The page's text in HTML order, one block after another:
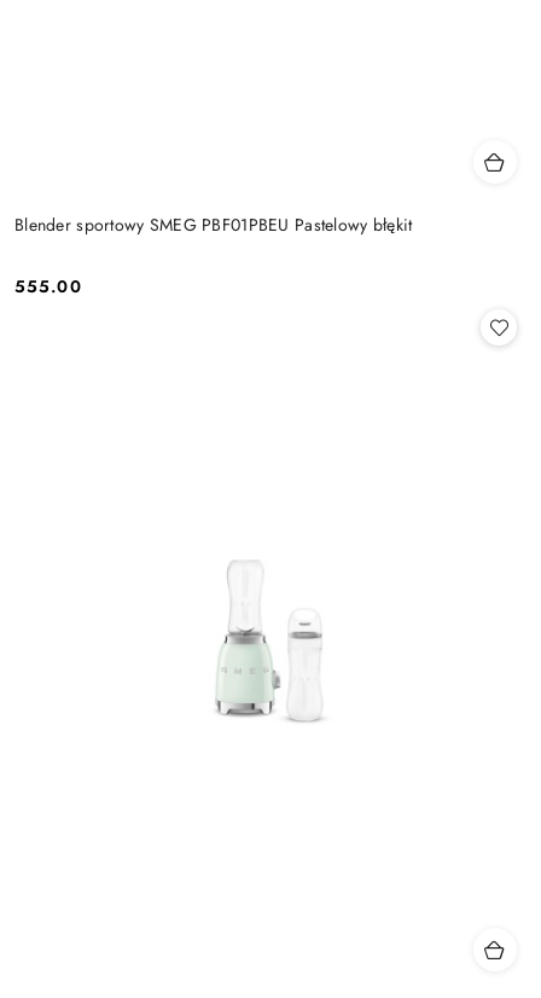
Blender sportowy SMEG PBF01PBEU Pastelowy błękit
Cena:
555.00